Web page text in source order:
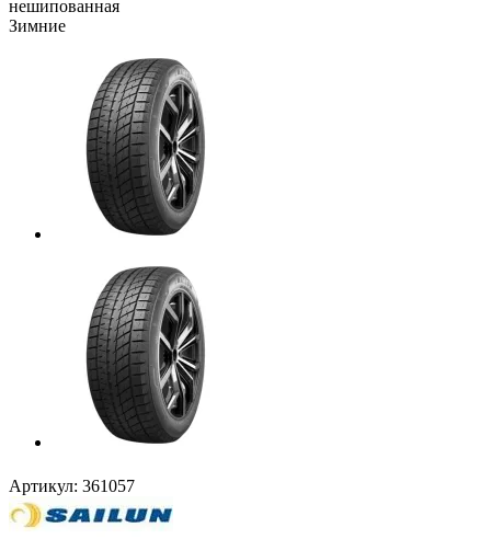
нешипованная
Зимние
Артикул: 361057